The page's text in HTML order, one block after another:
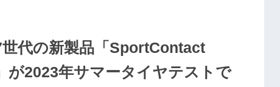
代の新製品「SportContact
2023年サマータイヤテストで